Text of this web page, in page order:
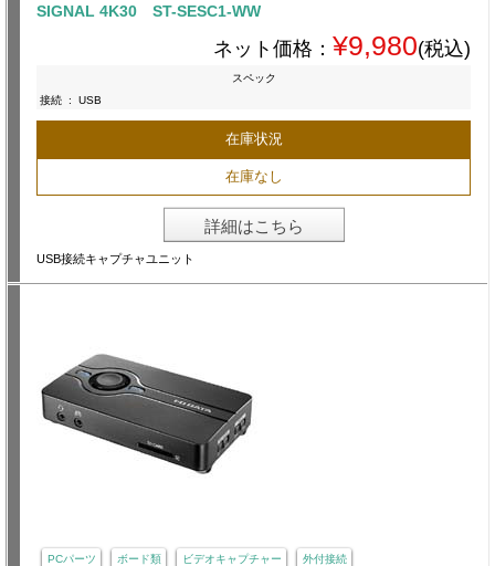
SIGNAL 4K30 ST-SESC1-WW
ネット価格： ¥9,980(税込)
スペック
接続 : USB
在庫状況
在庫なし
詳細はこちら
USB接続キャプチャユニット
PCパーツ ボード類 ビデオキャプチャー 外付接続